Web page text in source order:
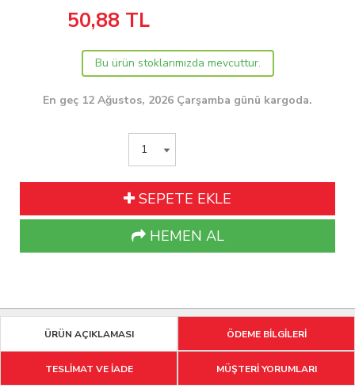
50,88TL
Bu ürün stoklarımızda mevcuttur.
En geç 12 Ağustos, 2026 Çarşamba günü kargoda.
SEPETE EKLE
HEMEN AL
ÜRÜN AÇIKLAMASI ÖDEME BİLGİLERİ
TESLİMAT VE İADE MÜŞTERİ YORUMLARI